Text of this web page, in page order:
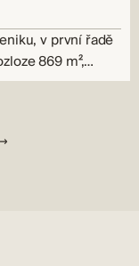
v první řadě
869 m²,…